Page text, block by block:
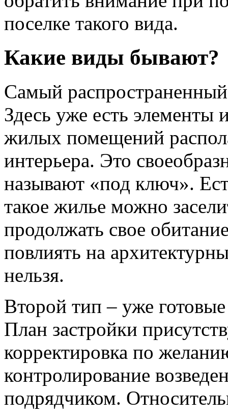
поселке такого вида.
Какие виды бывают?
Самый
Здесь уже есть элементы
жилых помещений
интерьера. Это
называют «под ключ».
такое жилье можно
продолжать свое
повлиять на
нельзя.
Второй тип – уже
План застройки
корректировка по
контролирование
подрядчиком.